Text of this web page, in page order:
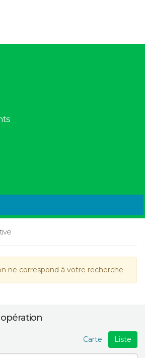
ne correspond à votre recherche
Liste
Carte